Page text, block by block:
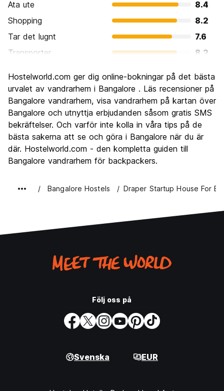
Ata ute
8.4
Shopping
8.2
Tar det lugnt
7.6
Transporter
8.2
Kultur
7.6
Festa
6.4
Värde för pengarna
8.9
Hostelworld.com ger dig online-bokningar på det bästa
urvalet av vandrarhem i Bangalore . Läs recensioner på
Bangalore vandrarhem, visa vandrarhem på kartan över
Bangalore och utnyttja erbjudanden såsom gratis SMS
bekräftelser. Och varför inte kolla in våra tips på de
bästa sakerna att se och göra i Bangalore när du är
där. Hostelworld.com - den kompletta guiden till
Bangalore vandrarhem för backpackers.
Bangalore Hostels Draper Startup House For
Följ oss på
Svenska EUR